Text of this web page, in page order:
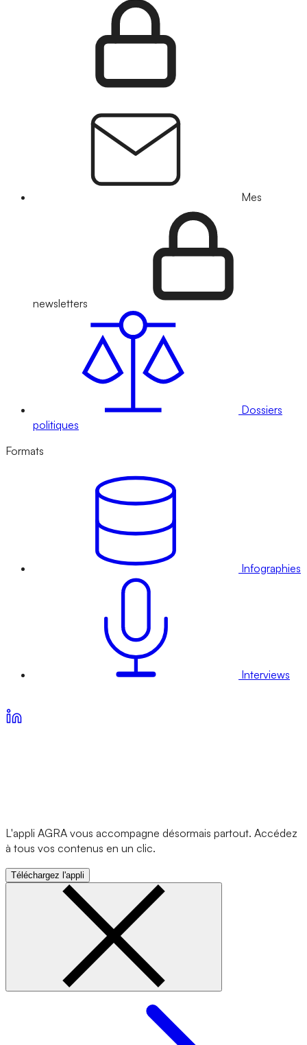
Mes
newsletters
Dossiers
politiques
Formats
Infographies
Interviews
L'appli AGRA vous accompagne désormais partout. Accédez
à tous vos contenus en un clic.
Téléchargez l'appli